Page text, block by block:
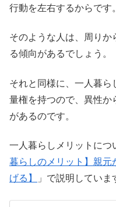
行動を左右するからです。
そのような人は、周りか
る傾向があるでしょう。
それと同様に、一人暮
量権を持つので、異性か
があるのです。
一人暮らしメリットにつ
暮らしのメリット】親元
げる】
」で説明していま